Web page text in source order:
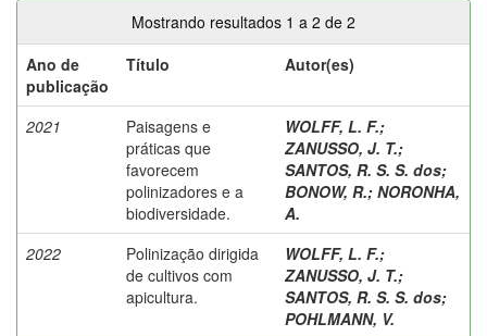
Mostrando resultados 1 a 2 de 2
Ano de
publicação
Título Autor(es)
2021
Paisagens e
práticas que
favorecem
polinizadores e a
biodiversidade.
WOLFF, L. F.;
ZANUSSO, J. T.;
SANTOS, R. S. S. dos;
BONOW, R.; NORONHA,
A.
2022
Polinização dirigida
de cultivos com
apicultura.
WOLFF, L. F.;
ZANUSSO, J. T.;
SANTOS, R. S. S. dos;
POHLMANN, V.